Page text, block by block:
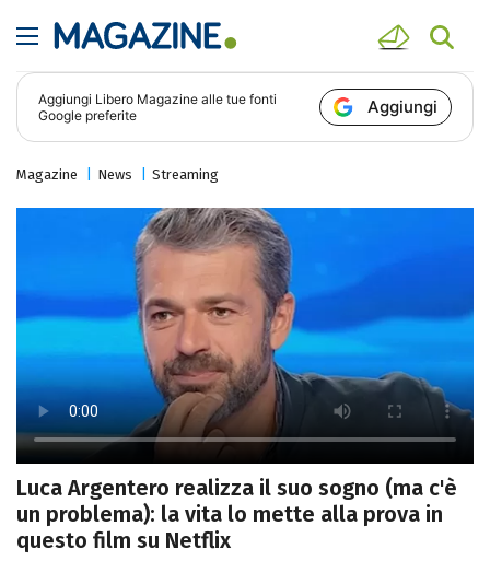
Aggiungi Libero Magazine alle tue fonti
Google preferite
Aggiungi
Magazine News Streaming
Luca Argentero realizza il suo sogno (ma c'è
un problema): la vita lo mette alla prova in
questo film su Netflix